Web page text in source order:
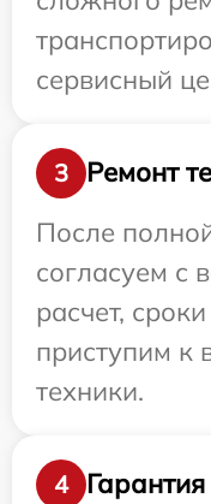
сервисный
3
Ремонт
После
согласуем с
расчет,
приступим к
техники.
4
Гарантия